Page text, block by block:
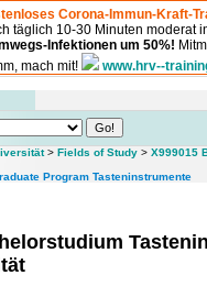
Corona-Immun-Kraft-
täglich 10-30 Minuten moderat
Infektionen um 50%!
mach mit!
www.hrv--
> Fields of Study > X999015
Program Tasteninstrumente